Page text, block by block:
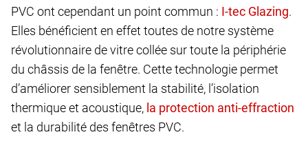
PVC ont cependant un point commun :
.
Elles bénéficient en effet toutes de notre système
révolutionnaire de vitre collée sur toute la périphérie
du châssis de la fenêtre. Cette technologie permet
d’améliorer sensiblement la stabilité, l’isolation
thermique et acoustique,
et la durabilité des fenêtres PVC.